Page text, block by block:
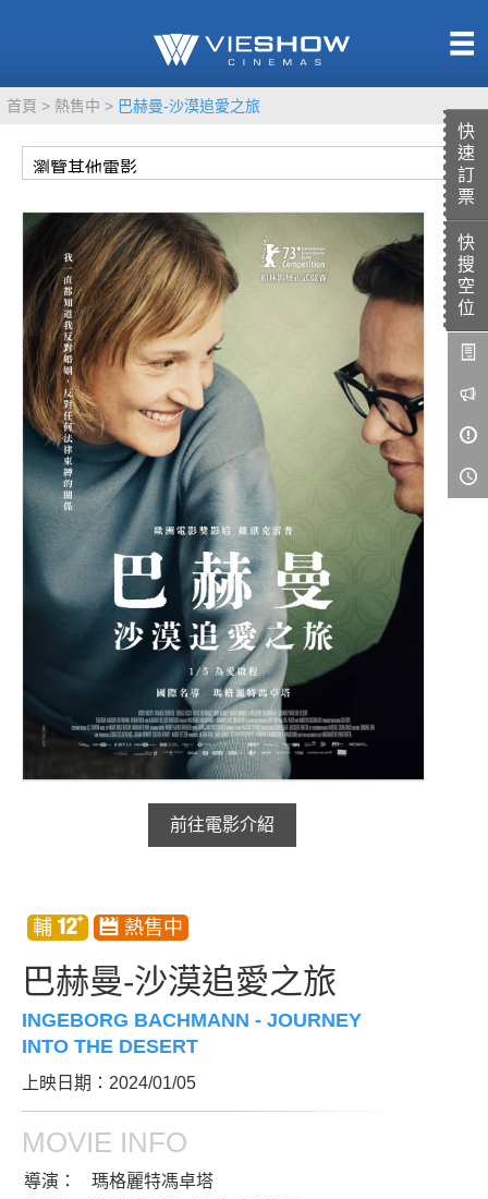
快
速
訂
票
快
搜
空
位
首頁 熱售中 巴赫曼-沙漠追愛之旅
前往電影介紹
巴赫曼-沙漠追愛之旅
INGEBORG BACHMANN - JOURNEY
INTO THE DESERT
上映日期：2024/01/05
MOVIE INFO
導演：
瑪格麗特馮卓塔
TITAN SCREEN
MUCROWN
IMAX
4DX
VR 演唱會
GOLD CLASS
AD口述影像
LIVE演唱會
影城餐飲
UNICORN
影城公告
影城活動
中獎名單
合作夥伴
加入iShow
會員活動
會員Q&A